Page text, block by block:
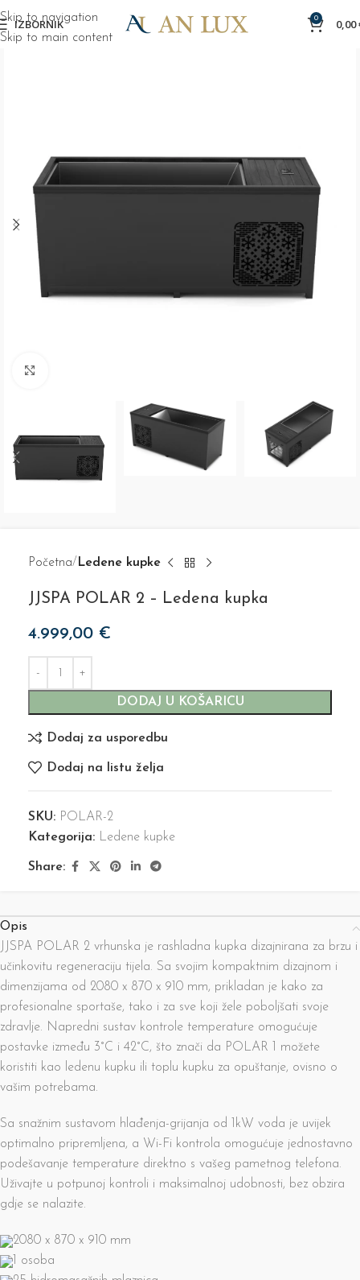
Skip to navigation
Skip to main content
IZBORNIK 0 0,00
Početna Ledene kupke
JJSPA POLAR 2 – Ledena kupka
4.999,00 €
DODAJ U KOŠARICU
Dodaj za usporedbu
Dodaj na listu želja
SKU: POLAR-2
Kategorija: Ledene kupke
Share:
Opis
JJSPA POLAR 2 vrhunska je rashladna kupka dizajnirana za brzu i
učinkovitu regeneraciju tijela. Sa svojim kompaktnim dizajnom i
dimenzijama od 2080 x 870 x 910 mm, prikladan je kako za
profesionalne sportaše, tako i za sve koji žele poboljšati svoje
zdravlje. Napredni sustav kontrole temperature omogućuje
postavke između 3°C i 42°C, što znači da POLAR 1 možete
koristiti kao ledenu kupku ili toplu kupku za opuštanje, ovisno o
vašim potrebama.
Sa snažnim sustavom hlađenja-grijanja od 1kW voda je uvijek
optimalno pripremljena, a Wi-Fi kontrola omogućuje jednostavno
podešavanje temperature direktno s vašeg pametnog telefona.
Uživajte u potpunoj kontroli i maksimalnoj udobnosti, bez obzira
gdje se nalazite.
2080 x 870 x 910 mm
1 osoba